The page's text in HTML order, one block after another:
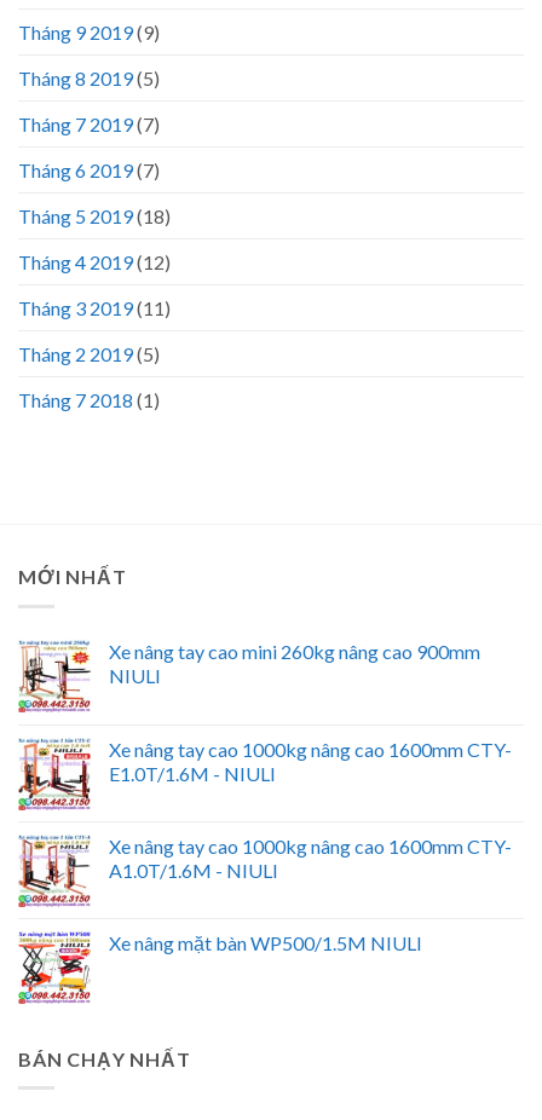
Tháng 9 2019(9)
Tháng 8 2019(5)
Tháng 7 2019(7)
Tháng 6 2019(7)
Tháng 5 2019(18)
Tháng 4 2019(12)
Tháng 3 2019(11)
Tháng 2 2019(5)
Tháng 7 2018 (1)
MỚI NHẤT
Xe nâng tay cao mini 260kg nâng cao 900mm
NIULI
Xe nâng tay cao 1000kg nâng cao 1600mm CTY-
E1.0T/1.6M - NIULI
Xe nâng tay cao 1000kg nâng cao 1600mm CTY-
A1.0T/1.6M - NIULI
Xe nâng mặt bàn WP500/1.5M NIULI
BÁN CHẠY NHẤT